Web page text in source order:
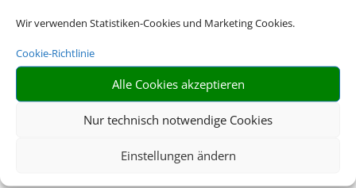
Wir verwenden Statistiken-Cookies und Marketing Cookies.
Cookie-Richtlinie
Alle Cookies akzeptieren
Nur technisch notwendige Cookies
Einstellungen ändern